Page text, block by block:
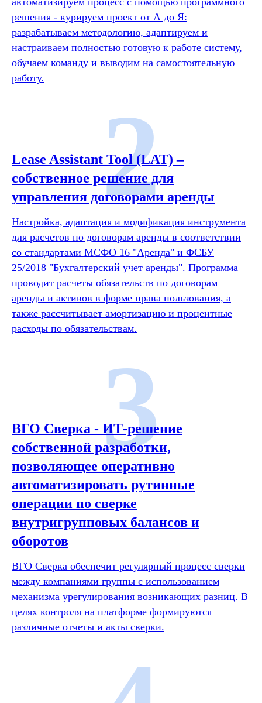
решения - курируем проект от А до Я:
разрабатываем методологию, адаптируем и
настраиваем полностью готовую к работе систему,
обучаем команду и выводим на самостоятельную
работу.
Lease Assistant Tool (LAT) –
собственное решение для
управления договорами аренды
Настройка, адаптация и модификация инструмента
для расчетов по договорам аренды в соответствии
со стандартами МСФО 16 "Аренда" и ФСБУ
25/2018 "Бухгалтерский учет аренды". Программа
проводит расчеты обязательств по договорам
аренды и активов в форме права пользования, а
также рассчитывает амортизацию и процентные
расходы по обязательствам.
2
ВГО Сверка - ИТ-решение
собственной разработки,
позволяющее оперативно
автоматизировать рутинные
операции по сверке
внутригрупповых балансов и
оборотов
ВГО Сверка обеспечит регулярный процесс сверки
между компаниями группы с использованием
механизма урегулирования возникающих разниц. В
целях контроля на платформе формируются
различные отчеты и акты сверки.
3